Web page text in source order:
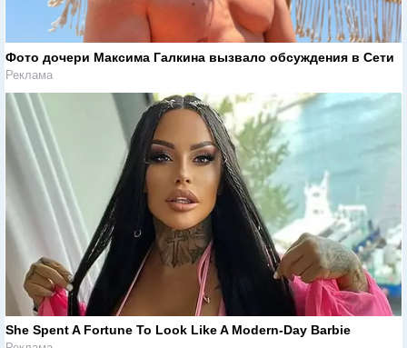
Фото дочери Максима Галкина вызвало обсуждения в Сети
Реклама
She Spent A Fortune To Look Like A Modern-Day Barbie